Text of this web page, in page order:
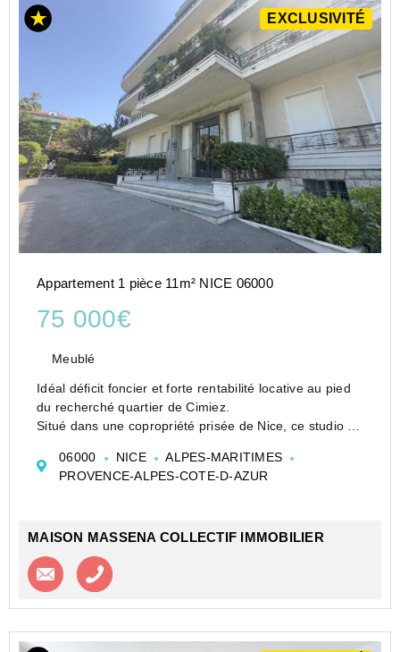
EXCLUSIVITÉ
Appartement 1 pièce 11m² NICE 06000
75 000€
Meublé
Idéal déficit foncier et forte rentabilité locative au pied
du recherché quartier de Cimiez.
Situé dans une copropriété prisée de Nice, ce studio en
Carrez avec une belle hauteur sous plafond de 2,38
mètres. L...
06000 NICE
ALPES-MARITIMES
PROVENCE-ALPES-COTE-D-AZUR
MAISON MASSENA COLLECTIF IMMOBILIER
Contacter l'agence